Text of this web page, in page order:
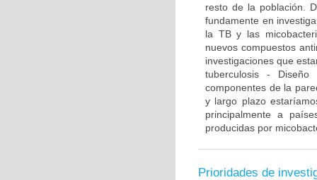
resto de la población.
fundamente en
la TB y las
nuevos compuestos
investigaciones que
tuberculosis -
componentes de la
y largo plazo
principalmente a
producidas por
Prioridades de